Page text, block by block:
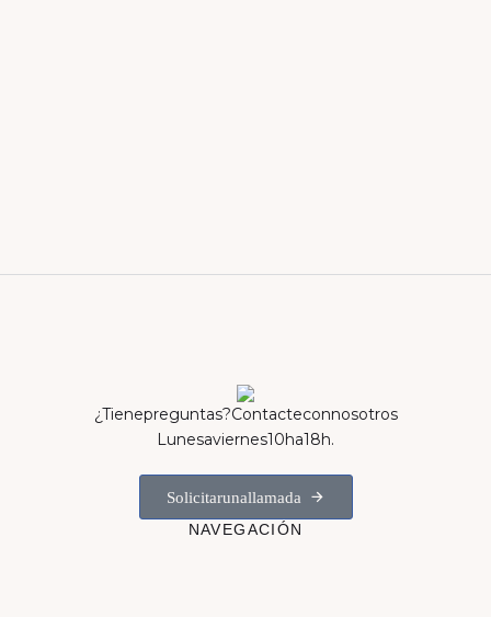
¿Tiene preguntas? Contacte con nosotros
Lunes a viernes 10h a 18h.
Solicitar una llamada
NAVEGACIÓN